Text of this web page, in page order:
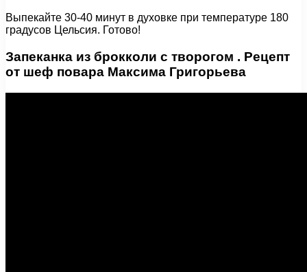
Выпекайте 30-40 минут в духовке при температуре 180
градусов Цельсия. Готово!
Запеканка из брокколи с творогом . Рецепт
от шеф повара Максима Григорьева